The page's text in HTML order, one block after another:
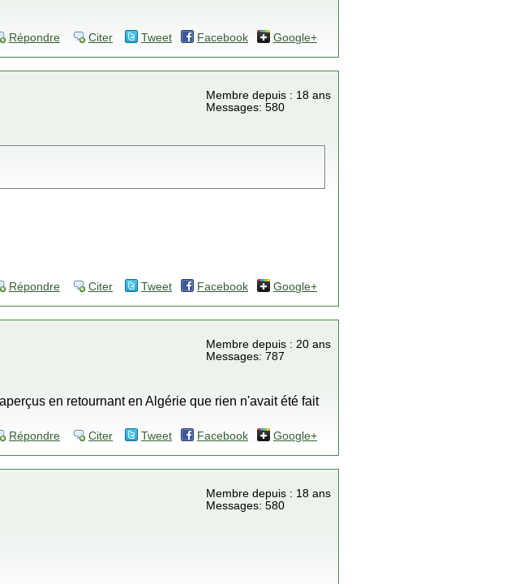
Répondre Citer Tweet Facebook Google+
Membre depuis : 18 ans
Messages: 580
Répondre Citer Tweet Facebook Google+
Membre depuis : 20 ans
Messages: 787
en retournant en Algérie que rien n'avait été fait
Répondre Citer Tweet Facebook Google+
Membre depuis : 18 ans
Messages: 580